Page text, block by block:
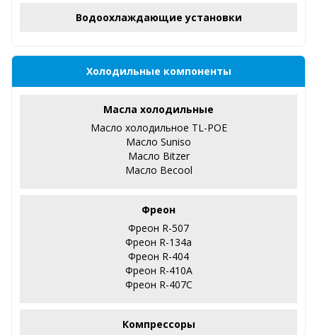
Водоохлаждающие установки
Холодильные компоненты
Масла холодильные
Масло холодильное TL-POE
Масло Suniso
Масло Bitzer
Масло Becool
Фреон
Фреон R-507
Фреон R-134a
Фреон R-404
Фреон R-410А
Фреон R-407С
Компрессоры